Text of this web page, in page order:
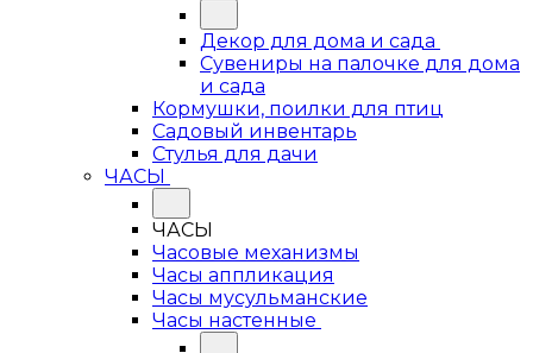
Декор для дома и сада
Сувениры на палочке для дома
и сада
Кормушки, поилки для птиц
Садовый инвентарь
Стулья для дачи
ЧАСЫ
ЧАСЫ
Часовые механизмы
Часы аппликация
Часы мусульманские
Часы настенные